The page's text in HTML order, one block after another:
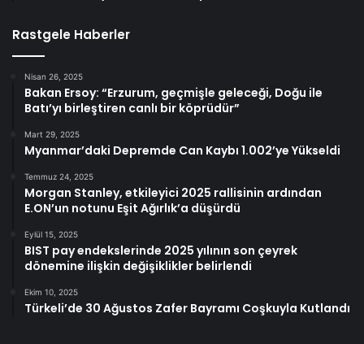
Rastgele Haberler
Nisan 26, 2025
Bakan Ersoy: “Erzurum, geçmişle geleceği, Doğu ile
Batı’yı birleştiren canlı bir köprüdür”
Mart 29, 2025
Myanmar’daki Depremde Can Kaybı 1.002’ye Yükseldi
Temmuz 24, 2025
Morgan Stanley, etkileyici 2025 rallisinin ardından
E.ON’un notunu Eşit Ağırlık’a düşürdü
Eylül 15, 2025
BIST pay endekslerinde 2025 yılının son çeyrek
dönemine ilişkin değişiklikler belirlendi
Ekim 10, 2025
Türkeli’de 30 Ağustos Zafer Bayramı Coşkuyla Kutlandı